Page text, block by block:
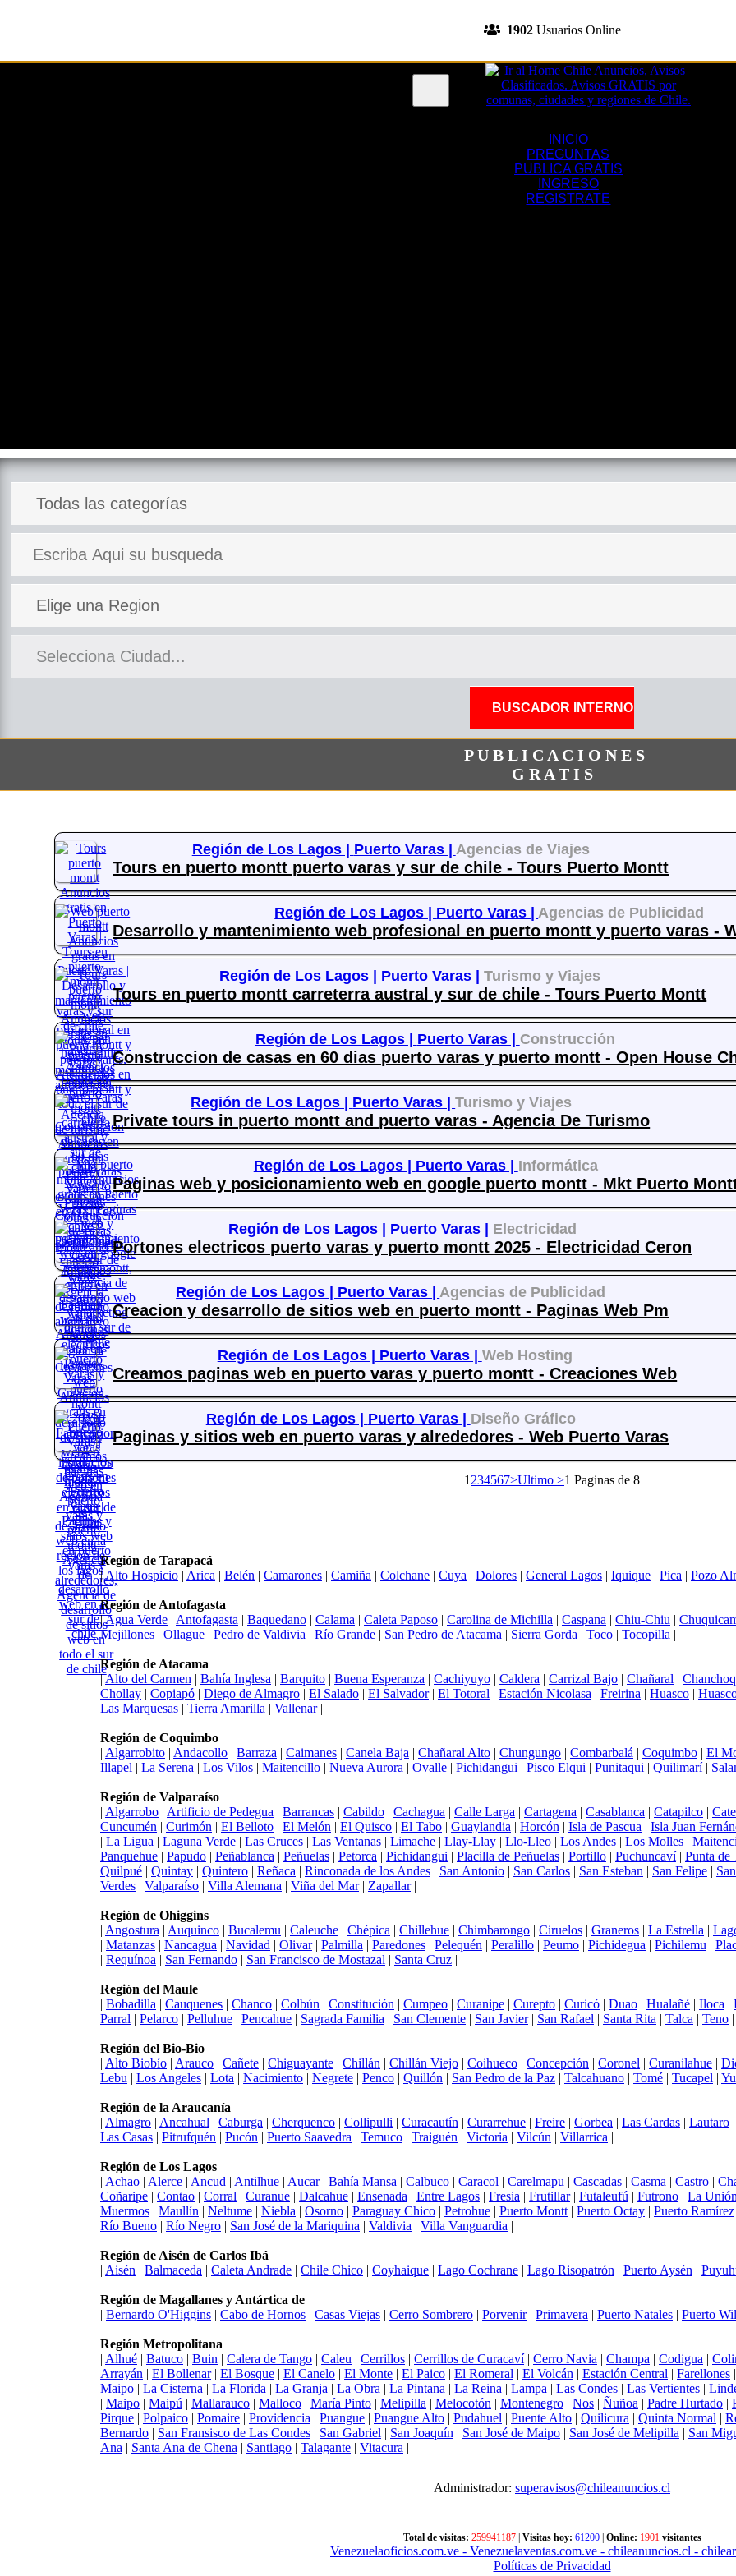
1902Usuarios Online
INICIO
PREGUNTAS
PUBLICA GRATIS
INGRESO
REGISTRATE
P U B L I C A C I O N E S
G R A T I S
Región de Los Lagos | Puerto Varas | Agencias de Viajes
Tours en puerto montt puerto varas y sur de chile - Tours Puerto Montt
Región de Los Lagos | Puerto Varas |Agencias de Publicidad
Desarrollo y mantenimiento web profesional en puerto montt y puerto varas -
Región de Los Lagos | Puerto Varas | Turismo y Viajes
Tours en puerto montt carreterra austral y sur de chile - Tours Puerto Montt
Región de Los Lagos | Puerto Varas | Construcción
Construccion de casas en 60 dias puerto varas y puerto montt - Open House
Región de Los Lagos | Puerto Varas |Turismo y Viajes
Private tours in puerto montt and puerto varas - Agencia De Turismo
Región de Los Lagos | Puerto Varas | Informática
Paginas web y posicionamiento web en google puerto montt - Mkt Puerto
Región de Los Lagos | Puerto Varas | Electricidad
Portones electricos puerto varas y puerto montt 2025 - Electricidad Ceron
Región de Los Lagos | Puerto Varas |Agencias de Publicidad
Creacion y desarrollo de sitios web en puerto montt - Paginas Web Pm
Región de Los Lagos | Puerto Varas | Web Hosting
Creamos paginas web en puerto varas y puerto montt - Creaciones Web
Región de Los Lagos | Puerto Varas | Diseño Gráfico
Paginas y sitios web en puerto varas y alrededores - Web Puerto Varas
1 234567>Ultimo >1 Paginas de 8
Región de Tarapacá
|Alto Hospicio | Arica | Belén | Camarones | Camiña | Colchane | Cuya | Dolores | General Lagos | Iquique | Pica | Pozo
Región de Antofagasta
|Agua Verde | Antofagasta | Baquedano | Calama | Caleta Paposo | Carolina de Michilla | Caspana | Chiu-Chiu |
Mejillones | Ollague | Pedro de Valdivia | Río Grande | San Pedro de Atacama | Sierra Gorda | Toco | Tocopilla |
Región de Atacama
|Alto del Carmen | Bahía Inglesa | Barquito | Buena Esperanza | Cachiyuyo | Caldera | Carrizal Bajo | Chañaral |
Chollay | Copiapó | Diego de Almagro | El Salado | El Salvador| El Totoral | Estación Nicolasa | Freirina | Huasco |
Las Marquesas | Tierra Amarilla | Vallenar|
Región de Coquimbo
| Algarrobito | Andacollo | Barraza | Caimanes | Canela Baja | Chañaral Alto | Chungungo | Combarbalá | Coquimbo | El
Illapel | La Serena | Los Vilos | Maitencillo | Nueva Aurora | Ovalle | Pichidangui | Pisco Elqui | Punitaqui | Quilimarí|
Región de Valparaíso
| Algarrobo | Artificio de Pedegua | Barrancas | Cabildo | Cachagua | Calle Larga | Cartagena | Casablanca | Catapilco |
Cuncumén | Curimón | El Belloto | El Melón | El Quisco | El Tabo | Guaylandia | Horcón | Isla de Pascua | Isla Juan
| La Ligua | Laguna Verde | Las Cruces | Las Ventanas | Limache | Llay-Llay | Llo-Lleo | Los Andes | Los Molles |
Panquehue | Papudo | Peñablanca | Peñuelas | Petorca | Pichidangui | Placilla de Peñuelas | Portillo | Puchuncaví| Punta de
Quilpué | Quintay | Quintero | Reñaca | Rinconada de los Andes | San Antonio | San Carlos | San Esteban | San Felipe |
Verdes | Valparaíso | Villa Alemana | Viña del Mar| Zapallar|
Región de Ohiggins
| Angostura | Auquinco | Bucalemu | Caleuche | Chépica | Chillehue | Chimbarongo | Ciruelos | Graneros | La Estrella |
| Matanzas | Nancagua | Navidad | Olivar| Palmilla | Paredones | Pelequén | Peralillo | Peumo | Pichidegua | Pichilemu |
| Requínoa | San Fernando | San Francisco de Mostazal | Santa Cruz |
Región del Maule
| Bobadilla | Cauquenes | Chanco | Colbún | Constitución | Cumpeo | Curanipe | Curepto | Curicó | Duao | Hualañé | Iloca |
Parral | Pelarco | Pelluhue | Pencahue | Sagrada Familia | San Clemente | San Javier| San Rafael | Santa Rita | Talca | Teno
Región del Bio-Bio
| Alto Biobío | Arauco | Cañete | Chiguayante | Chillán | Chillán Viejo | Coihueco | Concepción | Coronel | Curanilahue |
Lebu | Los Angeles | Lota | Nacimiento | Negrete | Penco | Quillón | San Pedro de la Paz | Talcahuano | Tomé | Tucapel |
Región de la Araucanía
| Almagro | Ancahual | Caburga | Cherquenco | Collipulli | Curacautín | Curarrehue | Freire | Gorbea | Las Cardas | Lautaro
Las Casas | Pitrufquén | Pucón | Puerto Saavedra | Temuco | Traiguén | Victoria | Vilcún | Villarrica |
Región de Los Lagos
| Achao | Alerce | Ancud | Antilhue | Aucar| Bahía Mansa | Calbuco | Caracol | Carelmapu | Cascadas | Casma | Castro |
Coñaripe | Contao | Corral | Curanue | Dalcahue | Ensenada | Entre Lagos | Fresia | Frutillar| Futaleufú | Futrono | La
Muermos | Maullín | Neltume | Niebla | Osorno | Paraguay Chico | Petrohue | Puerto Montt | Puerto Octay | Puerto Ramírez
Río Bueno | Río Negro | San José de la Mariquina | Valdivia | Villa Vanguardia |
Región de Aisén de Carlos Ibá
| Aisén | Balmaceda | Caleta Andrade | Chile Chico | Coyhaique | Lago Cochrane | Lago Risopatrón | Puerto Aysén |
Región de Magallanes y Antártica de
| Bernardo O'Higgins | Cabo de Hornos | Casas Viejas | Cerro Sombrero | Porvenir| Primavera | Puerto Natales | Puerto
Región Metropolitana
| Alhué | Batuco | Buin | Calera de Tango | Caleu | Cerrillos | Cerrillos de Curacaví| Cerro Navia | Champa | Codigua |
Arrayán | El Bollenar| El Bosque | El Canelo | El Monte | El Paico | El Romeral | El Volcán | Estación Central | Farellones
Maipo | La Cisterna | La Florida | La Granja | La Obra | La Pintana | La Reina | Lampa | Las Condes | Las Vertientes |
| Maipo | Maipú | Mallarauco | Malloco | María Pinto | Melipilla | Melocotón | Montenegro | Nos | Ñuñoa | Padre Hurtado |
Pirque | Polpaico | Pomaire | Providencia | Puangue | Puangue Alto | Pudahuel | Puente Alto | Quilicura | Quinta Normal |
Bernardo | San Fransisco de Las Condes | San Gabriel | San Joaquín | San José de Maipo | San José de Melipilla | San
Ana | Santa Ana de Chena | Santiago | Talagante | Vitacura |
Administrador: superavisos@chileanuncios.cl
Total de visitas: 259941187| Visitas hoy: 61200| Online: 1901 visitantes
Venezuelaoficios.com.ve - Venezuelaventas.com.ve - chileanuncios.cl -
Políticas de Privacidad